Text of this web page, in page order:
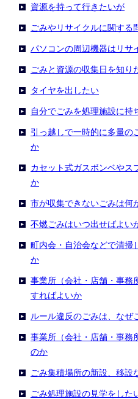
資源を持って行きたいが
ごみやリサイクルに関する
パソコンの周辺機器はリサ
ごみと資源の収集日を知り
タイヤを出したい
自分でごみを処理施設に持
引っ越しで一時的に多量の
か
カセット式ガスボンベやス
か
市が収集できないごみは何
不燃ごみはいつ出せばよい
町内会・自治会などで清掃
か
事業所（会社・店舗・事務
すればよいか
ルール違反のごみは、なぜ
事業所（会社・店舗・事務
のか
ごみ集積場所の新設、移設
ごみ処理施設の見学をした